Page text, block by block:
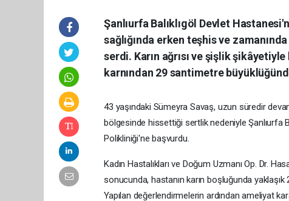
Şanlıurfa Balıklıgöl Devlet
sağlığında erken teşhis ve
serdi. Karın ağrısı ve şişlik
karnından 29 santimetre
43 yaşındaki Sümeyra Savaş, uzun süredir
bölgesinde hissettiği sertlik nedeniyle Şanlıurfa
Polikliniği'ne başvurdu.
Kadın Hastalıkları ve Doğum Uzmanı Op. Dr.
sonucunda, hastanın karın boşluğunda
Yapılan değerlendirmelerin ardından ameliyat